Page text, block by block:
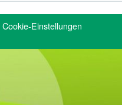
Cookie-Einstellungen